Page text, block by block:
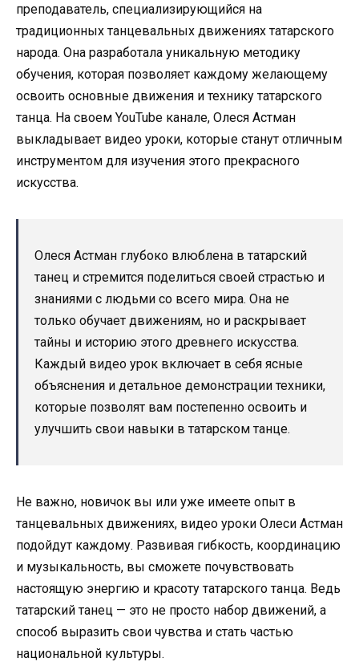
преподаватель, специализирующийся на
традиционных танцевальных движениях татарского
народа. Она разработала уникальную методику
обучения, которая позволяет каждому желающему
освоить основные движения и технику татарского
танца. На своем YouTube канале, Олеся Астман
выкладывает видео уроки, которые станут отличным
инструментом для изучения этого прекрасного
искусства.
Олеся Астман глубоко влюблена в татарский
танец и стремится поделиться своей страстью и
знаниями с людьми со всего мира. Она не
только обучает движениям, но и раскрывает
тайны и историю этого древнего искусства.
Каждый видео урок включает в себя ясные
объяснения и детальное демонстрации техники,
которые позволят вам постепенно освоить и
улучшить свои навыки в татарском танце.
Не важно, новичок вы или уже имеете опыт в
танцевальных движениях, видео уроки Олеси Астман
подойдут каждому. Развивая гибкость, координацию
и музыкальность, вы сможете почувствовать
настоящую энергию и красоту татарского танца. Ведь
татарский танец — это не просто набор движений, а
способ выразить свои чувства и стать частью
национальной культуры.